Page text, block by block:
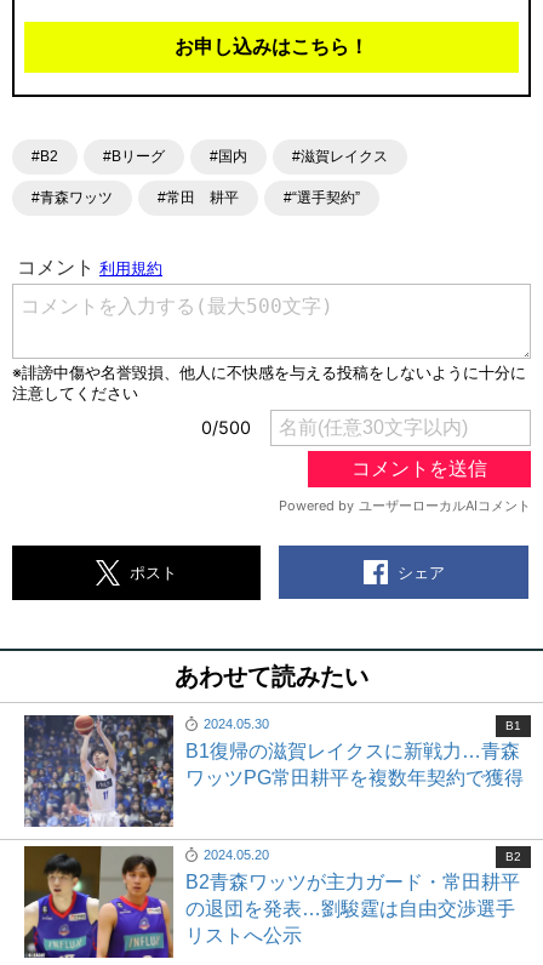
お申し込みはこちら！
#B2 #Bリーグ #国内 #滋賀レイクス
#青森ワッツ #常田 耕平 #“選手契約”
ポスト シェア
あわせて読みたい
2024.05.30
B1復帰の滋賀レイクスに新戦力…青森
ワッツPG常田耕平を複数年契約で獲得
B1
2024.05.20
B2青森ワッツが主力ガード・常田耕平
の退団を発表…劉駿霆は自由交渉選手
リストへ公示
B2